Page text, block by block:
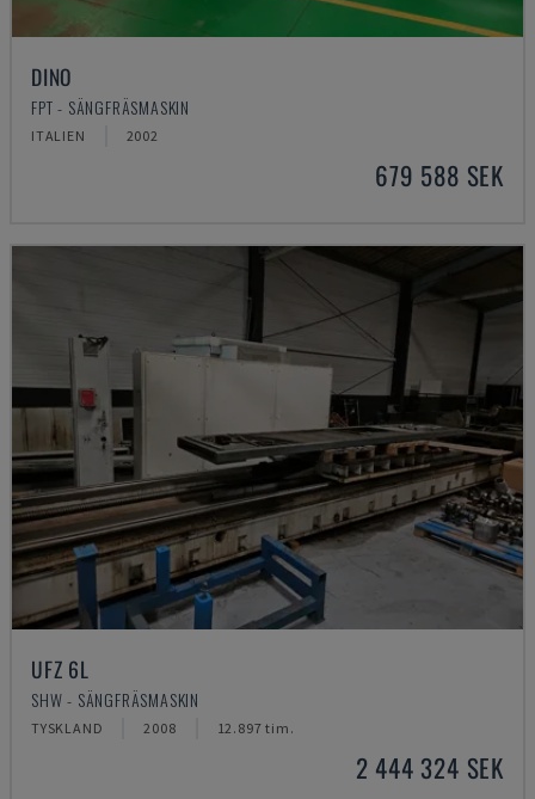
DINO
FPT - SÄNGFRÄSMASKIN
ITALIEN 2002
679 588 SEK
UFZ 6L
SHW - SÄNGFRÄSMASKIN
TYSKLAND 2008 12.897 tim.
2 444 324 SEK